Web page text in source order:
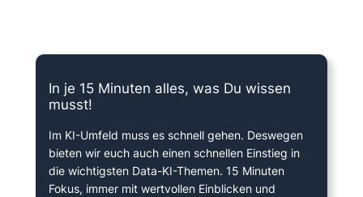
In je 15 Minuten alles, was Du wissen
musst!
Im KI-Umfeld muss es schnell gehen. Deswegen
bieten wir euch auch einen schnellen Einstieg in
die wichtigsten Data-KI-Themen. 15 Minuten
Fokus, immer mit wertvollen Einblicken und